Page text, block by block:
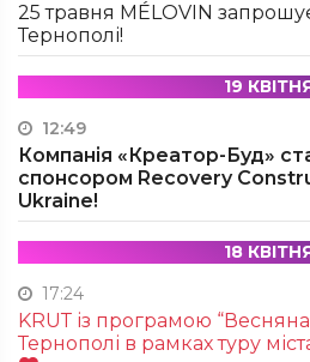
25 травня MÉLOVIN
Тернополі!
19
12:49
Компанія «Креатор-Буд»
спонсором Recovery
Ukraine!
18
17:24
KRUТ із програмою
Тернополі в рамках туру